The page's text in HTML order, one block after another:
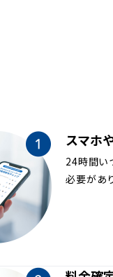
スマホ
24時間い
必要があ